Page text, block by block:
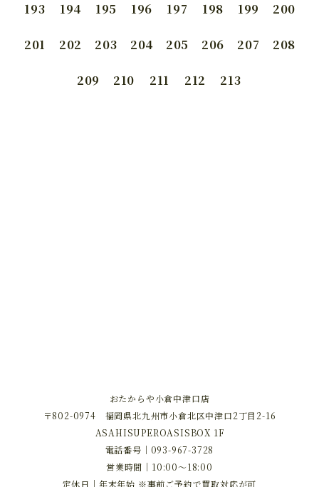
193 194 195 196 197 198 199 200
201 202 203 204 205 206 207 208
209 210 211 212 213
おたからや小倉中津口店
〒802-0974 福岡県北九州市小倉北区中津口2丁目2-16
ASAHISUPEROASISBOX 1F
電話番号｜ 093-967-3728
営業時間｜10:00～18:00
定休日｜年末年始 ※事前ご予約で買取対応が可